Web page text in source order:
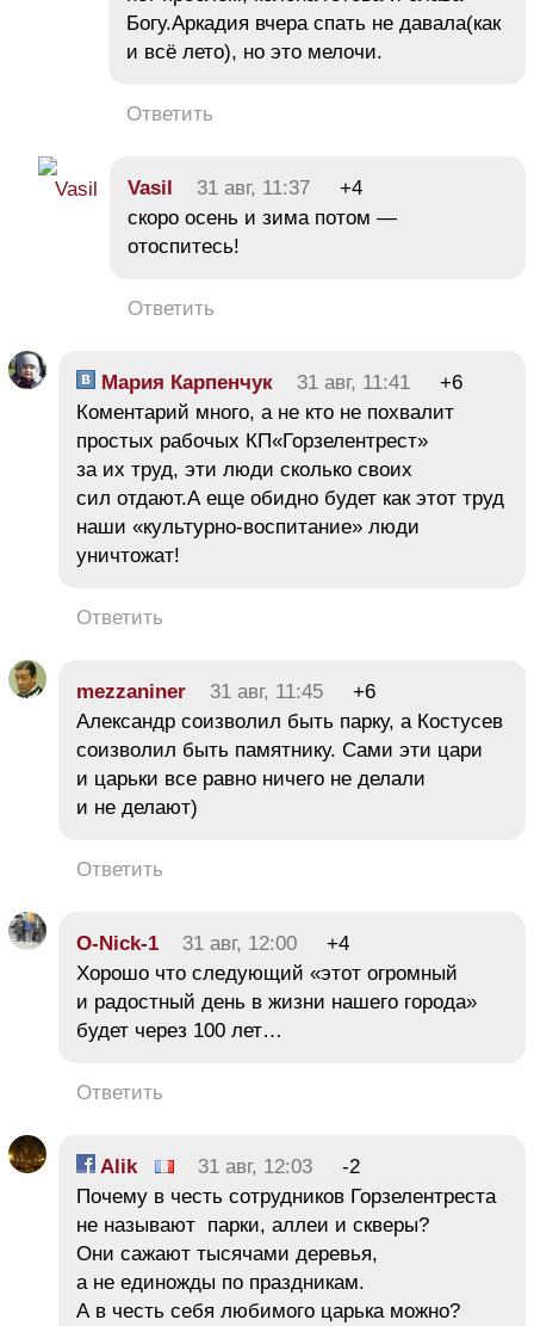
Богу.Аркадия вчера спать не давала(как
и всё лето), но это мелочи.
Ответить
Vasil 31 авг, 11:37
+4
скоро осень и зима потом —
отоспитесь!
Ответить
Мария Карпенчук 31 авг, 11:41
+6
Коментарий много, а не кто не похвалит
простых рабочых КП«Горзелентрест»
за их труд, эти люди сколько своих
сил отдают.А еще обидно будет как этот труд
наши «культурно-воспитание» люди
уничтожат!
Ответить
mezzaniner 31 авг, 11:45
+6
Александр соизволил быть парку, а Костусев
соизволил быть памятнику. Сами эти цари
и царьки все равно ничего не делали
и не делают)
Ответить
O-Nick-1 31 авг, 12:00
+4
Хорошо что следующий «этот огромный
и радостный день в жизни нашего города»
будет через 100 лет…
Ответить
Alik 31 авг, 12:03
-2
Почему в честь сотрудников Горзелентреста
не называют парки, аллеи и скверы?
Они сажают тысячами деревья,
а не единожды по праздникам.
А в честь себя любимого царька можно?